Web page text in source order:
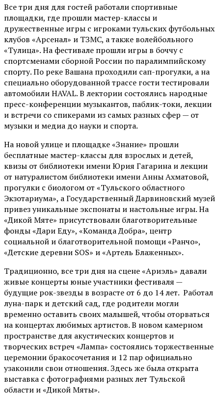
Все три дня для гостей работали спортивные
площадки, где прошли мастер-классы и
дружественные игры с игроками тульских футбольных
клубов «Арсенал» и ТЗМС, а также волейбольного
«Тулица». На фестивале прошли игры в боччу с
спортсменами сборной России по паралимпийскому
спорту. По реке Вашана проходили сап-прогулки, а на
специально оборудованной трассе гости тестировали
автомобили HAVAL. В лектории состоялись народные
пресс-конференции музыкантов, паблик-токи, лекции
и встречи со спикерами из самых разных сфер — от
музыки и медиа до науки и спорта.
На новой улице и площадке «Знание» прошли
бесплатные мастер-классы для взрослых и детей,
квизы от библиотеки имени Юрия Гагарина и лекции
от натуралистом библиотеки имени Анны Ахматовой,
прогулки с биологом от «Тульского областного
Экзотариума», а Государственный Дарвиновский музей
привез уникальные экспонаты и настольные игры. На
«Дикой Мяте» присутствовали благотворительные
фонды «Дари Еду», «Команда Добра», центр
социальной и благотворительной помощи «Ранчо»,
«Детские деревни SOS» и «Артель Блаженных».
Традиционно, все три дня на сцене«Ариэль» давали
живые концерты юные участники фестиваля —
будущие рок-звезды в возрасте от 6 до 14 лет. Работал
луна-парк и детский сад, где родители могли
временно оставить своих малышей, чтобы оторваться
на концертах любимых артистов. В новом камерном
пространстве для акустических концертов и
творческих встреч «Лампа» состоялись торжественные
церемонии бракосочетания и 12 пар официально
узаконили свои отношения. Здесь же была открыта
выставка с фотографиями разных лет Тульской
области и «Дикой Мяты».